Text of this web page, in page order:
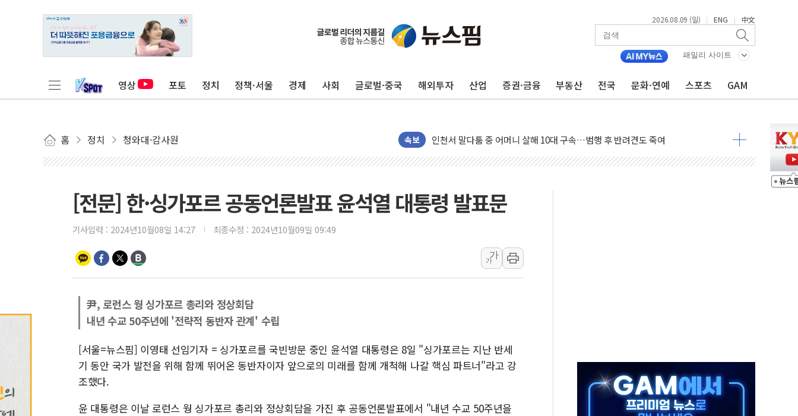
2026.08.09 (일) | ENG | 中文
패밀리 사이트
영상 포토 정치 정책·서울 경제 사회 글로벌·중국 해외투자 산업 증권·금융 부동산 전국 문화·연예 스포츠 GAM
홈 정치 청와대·감사원 속보
평택 진위면 공장서 질식사고 발생…작업자 1명 숨져
포항 블루밸리 국가산단에 '철강 AI융합실증센터' 들어선다
[종합] 김민석, 정청래에 누적 1.48%p 차 선두 유지...金 46.01% vs 鄭 44.53%
민주당 경북도당위원장에 오중기 당선...합산득표율 68.63%
김민석, 강원·대구·경북 경선서 정청래에 승리…金 48.54% vs 鄭 44.40%
[속보] 민주, 강원·대구·경북 경선 결과...김민석 48.54% 정청래 44.40%
[속보] 민주, 대구 경선 결과 발표...정청래 47.82% 김민석 46.35% 송영길 5.83%
[속보] 민주, 강원 경선 결과 발표...김민석 50.30% 정청래 41.94% 송영길 7.76%
최태원, 노소영에 9440억 지급 확정되나…재상고 앞두고 막판 셈법
하나금융, 명동 소상공인에 '행복상자' 전달
인천시 광복절 현수막 '태극기 거꾸로' 논란…이틀만에 철거
'호우·산사태 주의보' 울진 시간당 30mm 강한 비...호우 피해 없어
여야, 황희 '버스 하우스' 공방…野 "청년 우롱 기괴" vs 與 "송구한 해프닝"
[전문] 한·싱가포르 공동언론발표 윤석열 대통령 발표문
기사입력 : 2024년10월08일 14:27 최종수정 : 2024년10월09일 09:49
가
가
尹, 로런스 웡 싱가포르 총리와 정상회담
내년 수교 50주년에 '전략적 동반자 관계' 수립
[서울=뉴스핌] 이영태 선임기자 = 싱가포르를 국빈방문 중인 윤석열 대통령은 8일 "싱가포르는 지난 반세
기 동안 국가 발전을 위해 함께 뛰어온 동반자이자 앞으로의 미래를 함께 개척해 나갈 핵심 파트너"라고 강
조했다.
윤 대통령은 이날 로런스 웡 싱가포르 총리와 정상회담을 가진 후 공동언론발표에서 "내년 수교 50주년을